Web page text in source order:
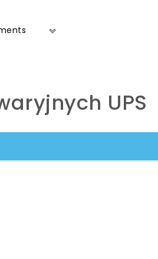
UPS